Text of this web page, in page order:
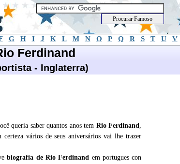
G H I J K L M N O P Q R S T U V
Ferdinand
- Inglaterra)
queria saber quantos anos tem Rio Ferdinand,
certeza vários de seus aniversários vai lhe trazer
biografia de Rio Ferdinand em portugues con